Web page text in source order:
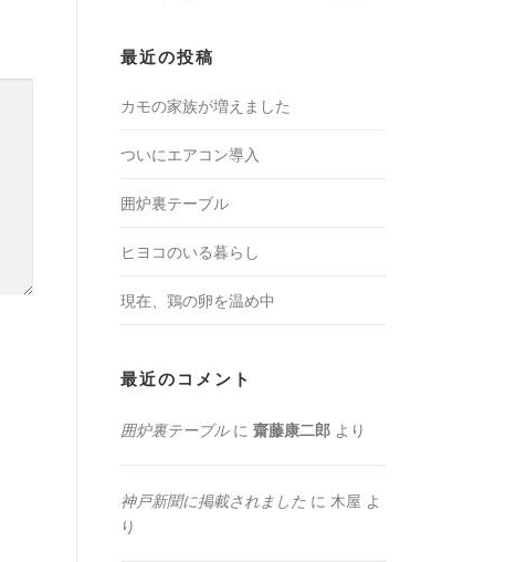
最近の投稿
カモの家族が増えました
ついにエアコン導入
囲炉裏テーブル
ヒヨコのいる暮らし
現在、鶏の卵を温め中
最近のコメント
囲炉裏テーブルに 齋藤康二郎 より
神戸新聞に掲載されました に 木屋 よ
り